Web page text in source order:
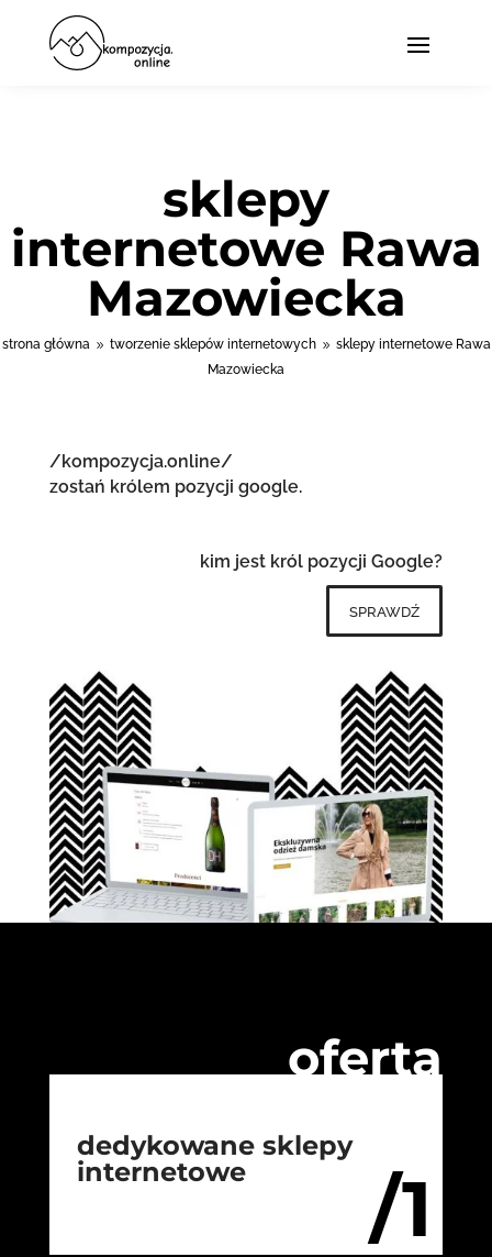
sklepy
internetowe Rawa
Mazowiecka
strona główna 9 tworzenie sklepów internetowych 9 sklepy internetowe Rawa
Mazowiecka
/kompozycja.online/
zostań królem pozycji google.
kim jest król pozycji Google?
sprawdź
oferta
/1
dedykowane sklepy
internetowe